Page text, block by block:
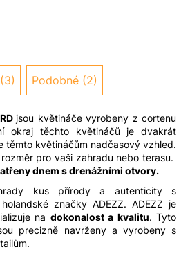
Podobné (2)
jsou květináče vyrobeny z cortenu
okraj těchto květináčů je dvakrát
těmto květináčům nadčasový vzhled.
pro vaši zahradu nebo terasu.
dnem s drenážními otvory.
kus přírody a autenticity s
značky ADEZZ. ADEZZ je
na dokonalost a kvalitu. Tyto
precizně navrženy a vyrobeny s